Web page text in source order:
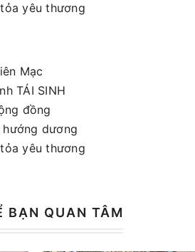
yêu thương
Mạc
TÁI SINH
đồng
dương
yêu thương
BẠN QUAN TÂM